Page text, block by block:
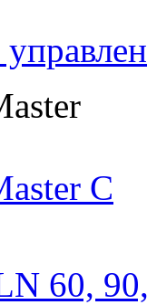
C
60,